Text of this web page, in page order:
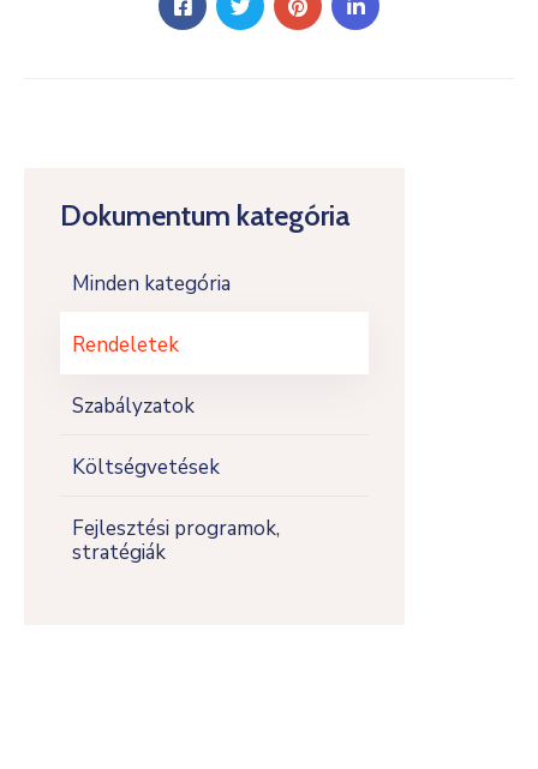
Dokumentum kategória
Minden kategória
Rendeletek
Szabályzatok
Költségvetések
Fejlesztési programok,
stratégiák